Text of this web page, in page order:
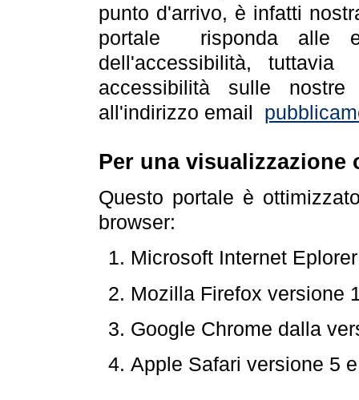
punto d'arrivo, è infatti
portale risponda alle
dell'accessibilità,
accessibilità sulle
all'indirizzo email
Per una visualizzazione
Questo portale è
browser:
Microsoft Internet
Mozilla Firefox versione
Google Chrome dalla
Apple Safari versione 5